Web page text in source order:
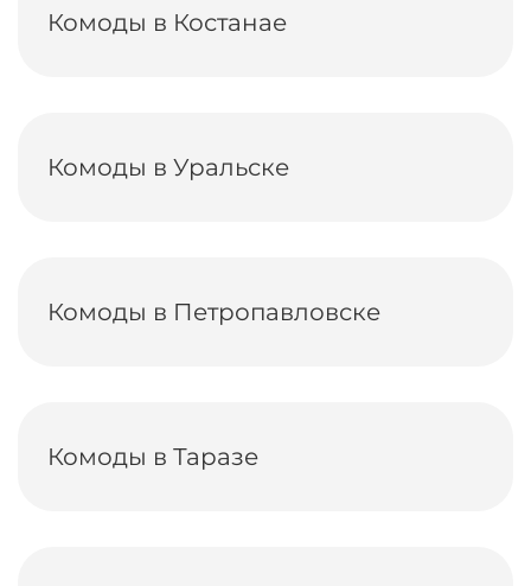
Комоды в Костанае
Комоды в Уральске
Комоды в Петропавловске
Комоды в Таразе